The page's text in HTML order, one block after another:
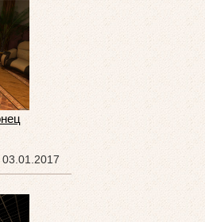
03.01.2017